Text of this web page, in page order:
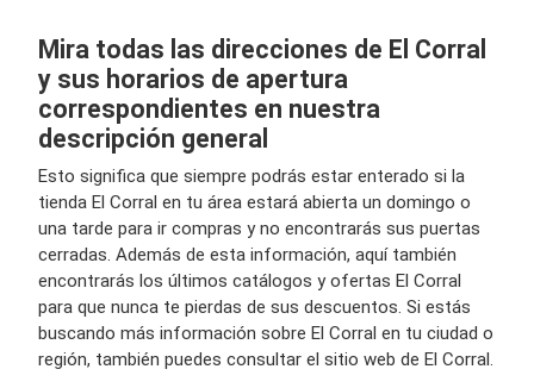
Mira todas las direcciones de El Corral
y sus horarios de apertura
correspondientes en nuestra
descripción general
Esto significa que siempre podrás estar enterado si la
tienda El Corral en tu área estará abierta un domingo o
una tarde para ir compras y no encontrarás sus puertas
cerradas. Además de esta información, aquí también
encontrarás los últimos catálogos y ofertas El Corral
para que nunca te pierdas de sus descuentos. Si estás
buscando más información sobre El Corral en tu ciudad o
región, también puedes consultar el sitio web de El Corral.